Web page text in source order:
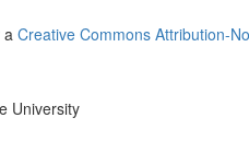
a Creative Commons Attribution-
University